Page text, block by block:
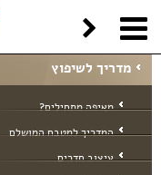
מדריך לשיפוץ
מאיפה מתחילים?
המדריך למטבח המושלם
עיצוב חדרים